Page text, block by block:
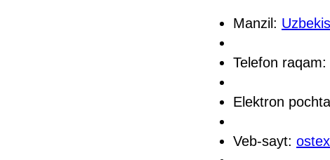
Manzil:
Telefon raqam:
Elektron
Veb-sayt: